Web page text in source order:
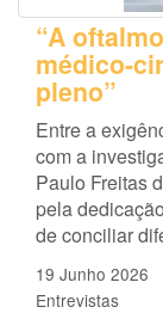
“A
médico-
pleno”
Entre a
com a
Paulo Freitas
pela
de conciliar
19 Junho 2026
Entrevistas